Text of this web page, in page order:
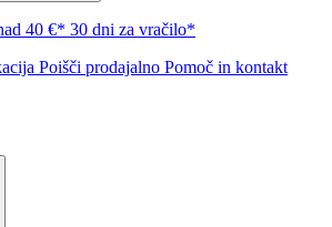
40 €* 30 dni za vračilo*
Poišči prodajalno Pomoč in kontakt